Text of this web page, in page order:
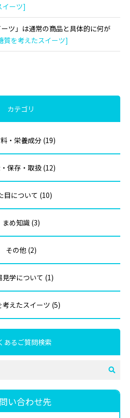
イーツ]
ーツ」は通常の商品と具体的に何が
質を考えたスイーツ]
カテゴリ
・栄養成分 (19)
保存・取扱 (12)
目について (10)
まめ知識 (3)
その他 (2)
見学について (1)
考えたスイーツ (5)
あるご質問検索
い合わせ先